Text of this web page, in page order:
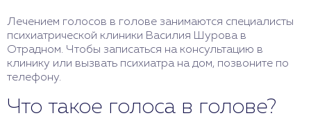
Лечением голосов в голове занимаются специалисты
психиатрической клиники Василия Шурова в
Отрадном. Чтобы записаться на консультацию в
клинику или вызвать психиатра на дом, позвоните по
телефону.
Что такое голоса в голове?